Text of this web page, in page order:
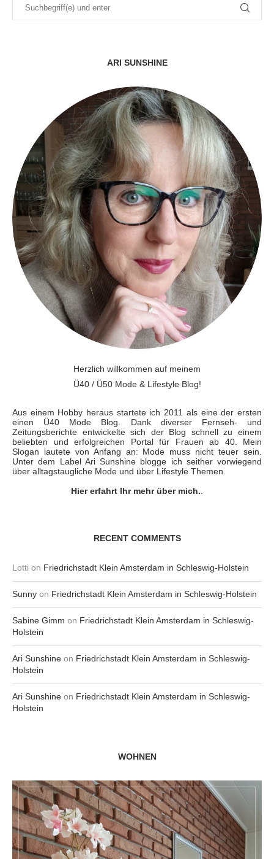
ARI SUNSHINE
Herzlich willkommen auf meinem
Ü40 / Ü50 Mode & Lifestyle Blog!
Aus einem Hobby heraus startete ich 2011 als eine der ersten
einen Ü40 Mode Blog. Dank diverser Fernseh- und
Zeitungsberichte entwickelte sich der Blog schnell zu einem
beliebten und erfolgreichen Portal für Frauen ab 40. Mein
Slogan lautete von Anfang an: Mode muss nicht teuer sein.
Unter dem Label Ari Sunshine blogge ich seither vorwiegend
über alltagstaugliche Mode und über Lifestyle Themen.
Hier erfahrt Ihr mehr über mich.
RECENT COMMENTS
Lotti on Friedrichstadt Klein Amsterdam in Schleswig-Holstein
Sunny on Friedrichstadt Klein Amsterdam in Schleswig-Holstein
Sabine Gimm on Friedrichstadt Klein Amsterdam in Schleswig-
Holstein
Ari Sunshine on Friedrichstadt Klein Amsterdam in Schleswig-
Holstein
Ari Sunshine on Friedrichstadt Klein Amsterdam in Schleswig-
Holstein
WOHNEN